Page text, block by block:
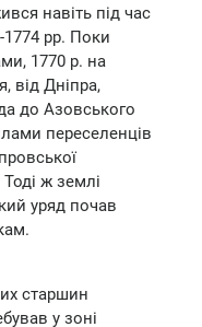
навіть під час
1774 рр. Поки
1770 р. на
від Дніпра,
до Азовського
переселенців
Тоді ж землі
уряд почав
старшин
у зоні